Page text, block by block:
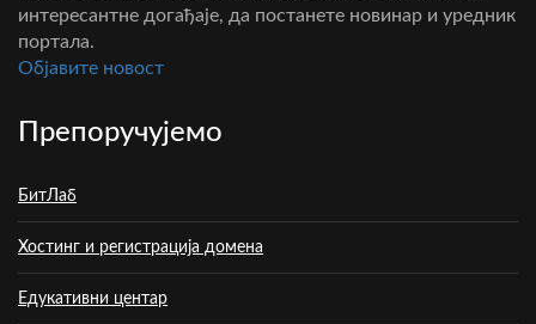
интересантне догађаје, да постанете новинар и уредник
портала.
Oбјавите новост
Препоручујемо
БитЛаб
Хостинг и регистрација домена
Едукативни центар